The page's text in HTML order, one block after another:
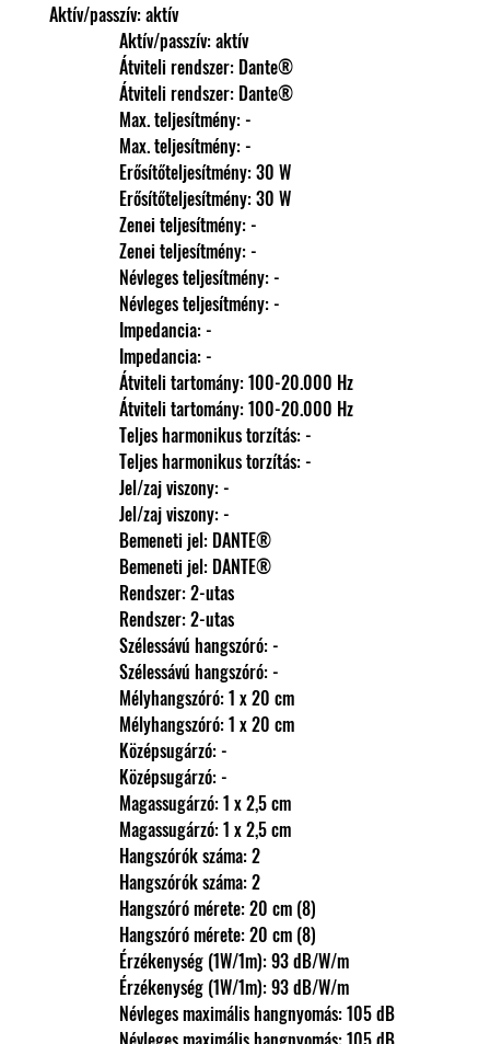
Aktív/passzív: aktív
                Aktív/passzív: aktív
                Átviteli rendszer: Dante®
                Átviteli rendszer: Dante®
                Max. teljesítmény: -
                Max. teljesítmény: -
                Erősítőteljesítmény: 30 W
                Erősítőteljesítmény: 30 W
                Zenei teljesítmény: -
                Zenei teljesítmény: -
                Névleges teljesítmény: -
                Névleges teljesítmény: -
                Impedancia: -
                Impedancia: -
                Átviteli tartomány: 100-20.000 Hz
                Átviteli tartomány: 100-20.000 Hz
                Teljes harmonikus torzítás: -
                Teljes harmonikus torzítás: -
                Jel/zaj viszony: -
                Jel/zaj viszony: -
                Bemeneti jel: DANTE®
                Bemeneti jel: DANTE®
                Rendszer: 2-utas
                Rendszer: 2-utas
                Szélessávú hangszóró: -
                Szélessávú hangszóró: -
                Mélyhangszóró: 1 x 20 cm
                Mélyhangszóró: 1 x 20 cm
                Középsugárzó: -
                Középsugárzó: -
                Magassugárzó: 1 x 2,5 cm
                Magassugárzó: 1 x 2,5 cm
                Hangszórók száma: 2
                Hangszórók száma: 2
                Hangszóró mérete: 20 cm (8)
                Hangszóró mérete: 20 cm (8)
                Érzékenység (1W/1m): 93 dB/W/m
                Érzékenység (1W/1m): 93 dB/W/m
                Névleges maximális hangnyomás: 105 dB